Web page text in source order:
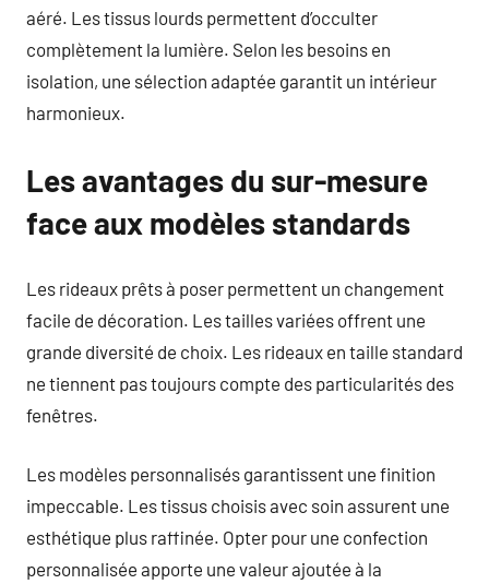
aéré. Les tissus lourds permettent d’occulter
complètement la lumière. Selon les besoins en
isolation, une sélection adaptée garantit un intérieur
harmonieux.
Les avantages du sur-mesure
face aux modèles standards
Les rideaux prêts à poser permettent un changement
facile de décoration. Les tailles variées offrent une
grande diversité de choix. Les rideaux en taille standard
ne tiennent pas toujours compte des particularités des
fenêtres.
Les modèles personnalisés garantissent une finition
impeccable. Les tissus choisis avec soin assurent une
esthétique plus raffinée. Opter pour une confection
personnalisée apporte une valeur ajoutée à la